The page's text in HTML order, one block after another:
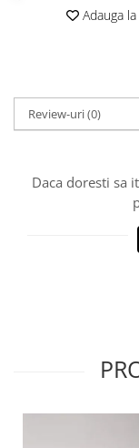
Adauga la
Review-uri(0)
Daca doresti sa